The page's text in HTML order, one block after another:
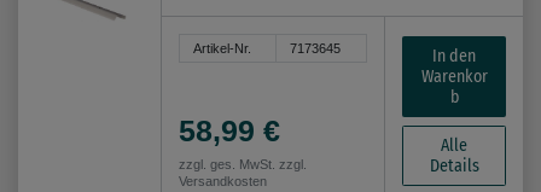
Artikel-Nr. 7173645
58,99 €
zzgl. ges. MwSt. zzgl.
Versandkosten
In den
Warenkor
b
Alle
Details